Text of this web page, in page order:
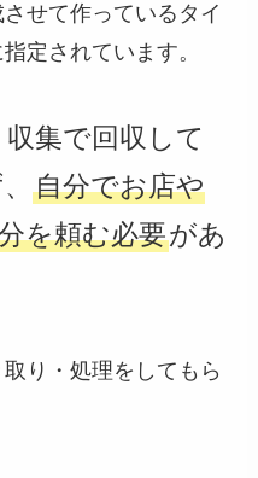
せて作っているタイ
指定されています。
集で回収して
自分でお店や
を頼む必要があ
り・処理をしてもら